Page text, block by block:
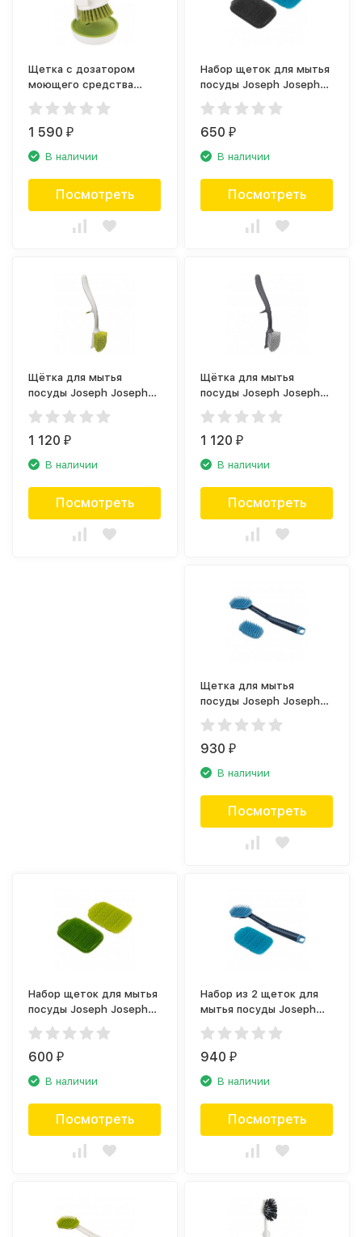
Щетка с дозатором
моющего средства
Joseph Joseph Palm
Scrub 85004
1 590₽
В наличии
Посмотреть
Набор щеток для мытья
посуды Joseph Joseph
CleanTech 85155
650₽
В наличии
Посмотреть
Щётка для мытья
посуды Joseph Joseph
Edge 85025
1 120₽
В наличии
Посмотреть
Щётка для мытья
посуды Joseph Joseph
Edge 85026
1 120₽
В наличии
Посмотреть
Щетка для мытья
посуды Joseph Joseph
CleanTech 85157
930₽
В наличии
Посмотреть
Набор щеток для мытья
посуды Joseph Joseph
CleanTech 85156
600₽
В наличии
Посмотреть
Набор из 2 щеток для
мытья посуды Joseph
Joseph CleanTech 85159
940₽
В наличии
Посмотреть